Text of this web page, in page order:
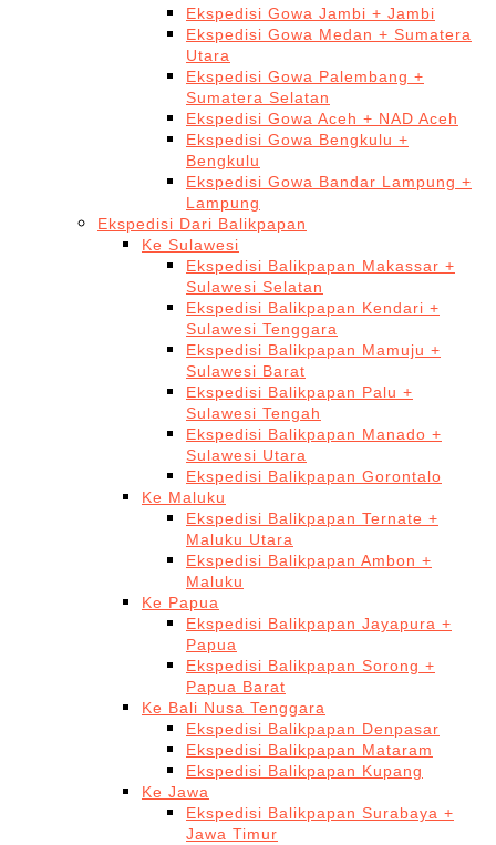
Ekspedisi Gowa Jambi + Jambi
Ekspedisi Gowa Medan + Sumatera
Utara
Ekspedisi Gowa Palembang +
Sumatera Selatan
Ekspedisi Gowa Aceh + NAD Aceh
Ekspedisi Gowa Bengkulu +
Bengkulu
Ekspedisi Gowa Bandar Lampung +
Lampung
Ekspedisi Dari Balikpapan
Ke Sulawesi
Ekspedisi Balikpapan Makassar +
Sulawesi Selatan
Ekspedisi Balikpapan Kendari +
Sulawesi Tenggara
Ekspedisi Balikpapan Mamuju +
Sulawesi Barat
Ekspedisi Balikpapan Palu +
Sulawesi Tengah
Ekspedisi Balikpapan Manado +
Sulawesi Utara
Ekspedisi Balikpapan Gorontalo
Ke Maluku
Ekspedisi Balikpapan Ternate +
Maluku Utara
Ekspedisi Balikpapan Ambon +
Maluku
Ke Papua
Ekspedisi Balikpapan Jayapura +
Papua
Ekspedisi Balikpapan Sorong +
Papua Barat
Ke Bali Nusa Tenggara
Ekspedisi Balikpapan Denpasar
Ekspedisi Balikpapan Mataram
Ekspedisi Balikpapan Kupang
Ke Jawa
Ekspedisi Balikpapan Surabaya +
Jawa Timur